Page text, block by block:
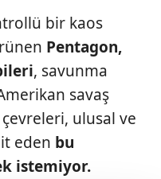
bir kaos
Pentagon,
, savunma
savaş
ulusal ve
eden bu
istemiyor.